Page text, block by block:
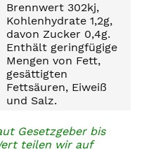
Brennwert 302kj,
Kohlenhydrate 1,2g,
davon Zucker 0,4g.
Enthält geringfügige
Mengen von Fett,
gesättigten
Fettsäuren, Eiweiß
und Salz.
Gesetzgeber bis
teilen wir auf